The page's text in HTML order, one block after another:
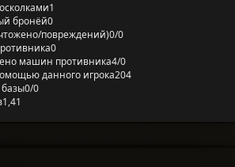
1
бронёй0
повреждений)0/0
0
машин противника4/0
данного игрока204
0/0
1,41